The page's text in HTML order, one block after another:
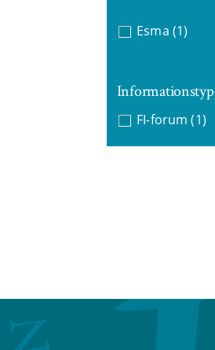
Esma (1)
Informationstyp
FI-forum (1)